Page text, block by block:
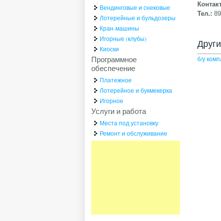
Тел.:
б/у
Вендинговые и снековые
Лотерейные и бульдозеры
Кран-машины
Игорные (клубы)
Киоски
Программное
обеспечение
Платежное
Лотерейное и букмекерка
Игорное
Услуги и работа
Места под установку
Ремонт и обслуживание